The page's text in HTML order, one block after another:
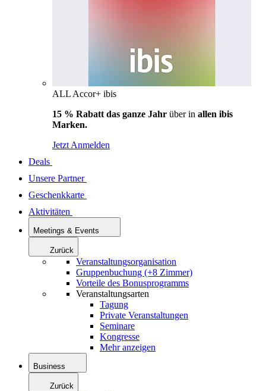
ALL Accor+ ibis
15 % Rabatt das ganze Jahr über in allen ibis
Marken.
Jetzt Anmelden
Deals
Unsere Partner
Geschenkkarte
Aktivitäten
Meetings & Events
Zurück
Veranstaltungsorganisation
Gruppenbuchung (+8 Zimmer)
Vorteile des Bonusprogramms
Veranstaltungsarten
Tagung
Private Veranstaltungen
Seminare
Kongresse
Mehr anzeigen
Business
Zurück